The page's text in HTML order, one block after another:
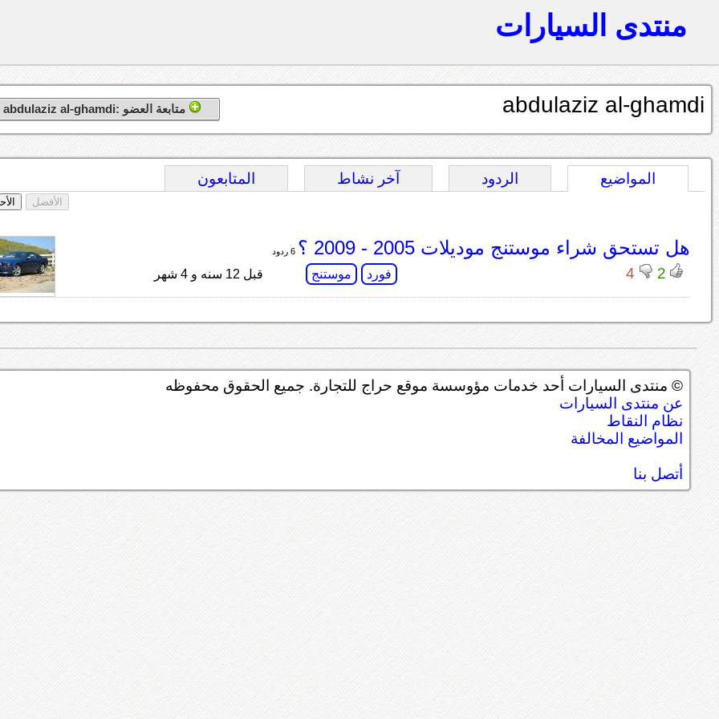
منتدى السيارات
abdulaziz al-ghamdi متابعة العضو :abdulaziz al-ghamdi
المواضيع الردود آخر نشاط المتابعون
الأفضل
هل تستحق شراء موستنج موديلات 2005 - 2009 ؟ 6 ردود
2
4 فورد موستنج قبل 12 سنه و 4 شهر
© منتدى السيارات أحد خدمات مؤوسسة موقع حراج للتجارة. جميع الحقوق محفوظه
عن منتدى السيارات
نظام النقاط
المواضيع المخالفة
أتصل بنا